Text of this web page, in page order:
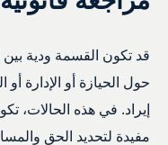
قد تكون القسمة ودية
حول الحيازة أو الإدارة أو
إيراد. في هذه الحالات،
مفيدة لتحديد الحق